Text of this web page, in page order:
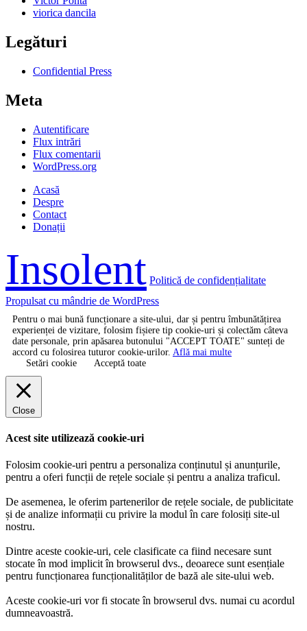
viorica dancila
Legături
Confidential Press
Meta
Autentificare
Flux intrări
Flux comentarii
WordPress.org
Acasă
Despre
Contact
Donații
Insolent Politică de confidențialitate
Propulsat cu mândrie de WordPress
Pentru o mai bună funcționare a site-ului, dar și pentru îmbunătățirea
experienței de vizitare, folosim fișiere tip cookie-uri și colectăm câteva
date personale, prin apăsarea butonului "ACCEPT TOATE" sunteți de
accord cu folosirea tuturor cookie-urilor. Află mai multe
Setări cookie
Acceptă toate
Close
Acest site utilizează cookie-uri
Folosim cookie-uri pentru a personaliza conținutul și anunțurile,
pentru a oferi funcții de rețele sociale și pentru a analiza traficul.
De asemenea, le oferim partenerilor de rețele sociale, de publicitate
și de analize informații cu privire la modul în care folosiți site-ul
nostru.
Dintre aceste cookie-uri, cele clasificate ca fiind necesare sunt
stocate în mod implicit în browserul dvs., deoarece sunt esențiale
pentru funcționarea funcționalităților de bază ale site-ului web.
Aceste cookie-uri vor fi stocate în browserul dvs. numai cu acordul
dumneavoastră.